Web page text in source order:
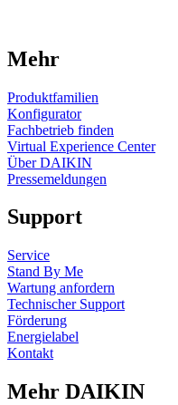
Mehr
Produktfamilien
Konfigurator
Fachbetrieb finden
Virtual Experience Center
Über DAIKIN
Pressemeldungen
Support
Service
Stand By Me
Wartung anfordern
Technischer Support
Förderung
Energielabel
Kontakt
Mehr DAIKIN